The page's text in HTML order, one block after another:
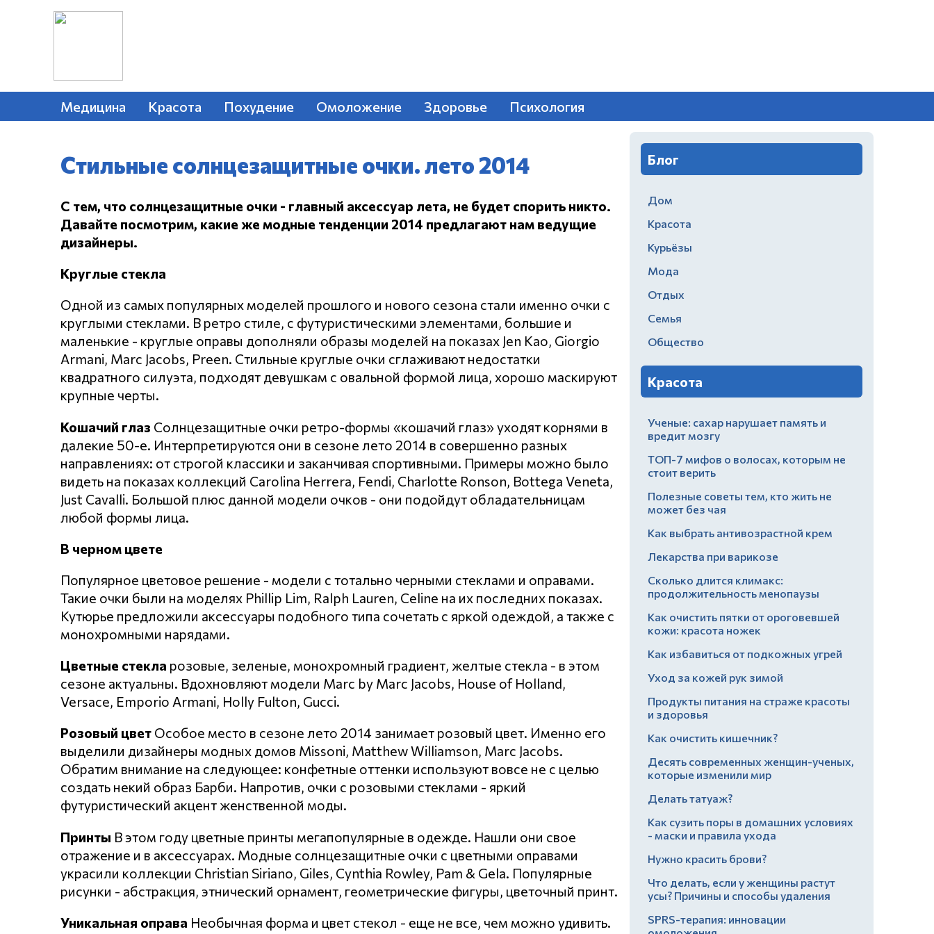
Медицина Красота Похудение Омоложение Здоровье Психология
Стильные солнцезащитные очки. лето 2014
С тем, что солнцезащитные очки - главный аксессуар лета, не будет спорить никто.
Давайте посмотрим, какие же модные тенденции 2014 предлагают нам ведущие
дизайнеры.
Круглые стекла
Одной из самых популярных моделей прошлого и нового сезона стали именно очки с
круглыми стеклами. В ретро стиле, с футуристическими элементами, большие и
маленькие - круглые оправы дополняли образы моделей на показах Jen Kao, Giorgio
Armani, Marc Jacobs, Preen. Стильные круглые очки сглаживают недостатки
квадратного силуэта, подходят девушкам с овальной формой лица, хорошо маскируют
крупные черты.
Кошачий глаз Солнцезащитные очки ретро-формы «кошачий глаз» уходят корнями в
далекие 50-е. Интерпретируются они в сезоне лето 2014 в совершенно разных
направлениях: от строгой классики и заканчивая спортивными. Примеры можно было
видеть на показах коллекций Carolina Herrera, Fendi, Charlotte Ronson, Bottega Veneta,
Just Cavalli. Большой плюс данной модели очков - они подойдут обладательницам
любой формы лица.
В черном цвете
Популярное цветовое решение - модели с тотально черными стеклами и оправами.
Такие очки были на моделях Phillip Lim, Ralph Lauren, Celine на их последних показах.
Кутюрье предложили аксессуары подобного типа сочетать с яркой одеждой, а также с
монохромными нарядами.
Цветные стекла розовые, зеленые, монохромный градиент, желтые стекла - в этом
сезоне актуальны. Вдохновляют модели Marc by Marc Jacobs, House of Holland,
Versace, Emporio Armani, Holly Fulton, Gucci.
Розовый цвет Особое место в сезоне лето 2014 занимает розовый цвет. Именно его
выделили дизайнеры модных домов Missoni, Matthew Williamson, Marc Jacobs.
Обратим внимание на следующее: конфетные оттенки используют вовсе не с целью
создать некий образ Барби. Напротив, очки с розовыми стеклами - яркий
футуристический акцент женственной моды.
Принты В этом году цветные принты мегапопулярные в одежде. Нашли они свое
отражение и в аксессуарах. Модные солнцезащитные очки с цветными оправами
украсили коллекции Christian Siriano, Giles, Cynthia Rowley, Pam & Gela. Популярные
рисунки - абстракция, этнический орнамент, геометрические фигуры, цветочный принт.
Уникальная оправа Необычная форма и цвет стекол - еще не все, чем можно удивить.
Блог
Дом
Красота
Курьёзы
Мода
Отдых
Семья
Общество
Красота
Ученые: сахар нарушает память и
вредит мозгу
ТОП-7 мифов о волосах, которым не
стоит верить
Полезные советы тем, кто жить не
может без чая
Как выбрать антивозрастной крем
Лекарства при варикозе
Сколько длится климакс:
продолжительность менопаузы
Как очистить пятки от ороговевшей
кожи: красота ножек
Как избавиться от подкожных угрей
Уход за кожей рук зимой
Продукты питания на страже красоты
и здоровья
Как очистить кишечник?
Десять современных женщин-ученых,
которые изменили мир
Делать татуаж?
Как сузить поры в домашних условиях
- маски и правила ухода
Нужно красить брови?
Что делать, если у женщины растут
усы? Причины и способы удаления
SPRS-терапия: инновации